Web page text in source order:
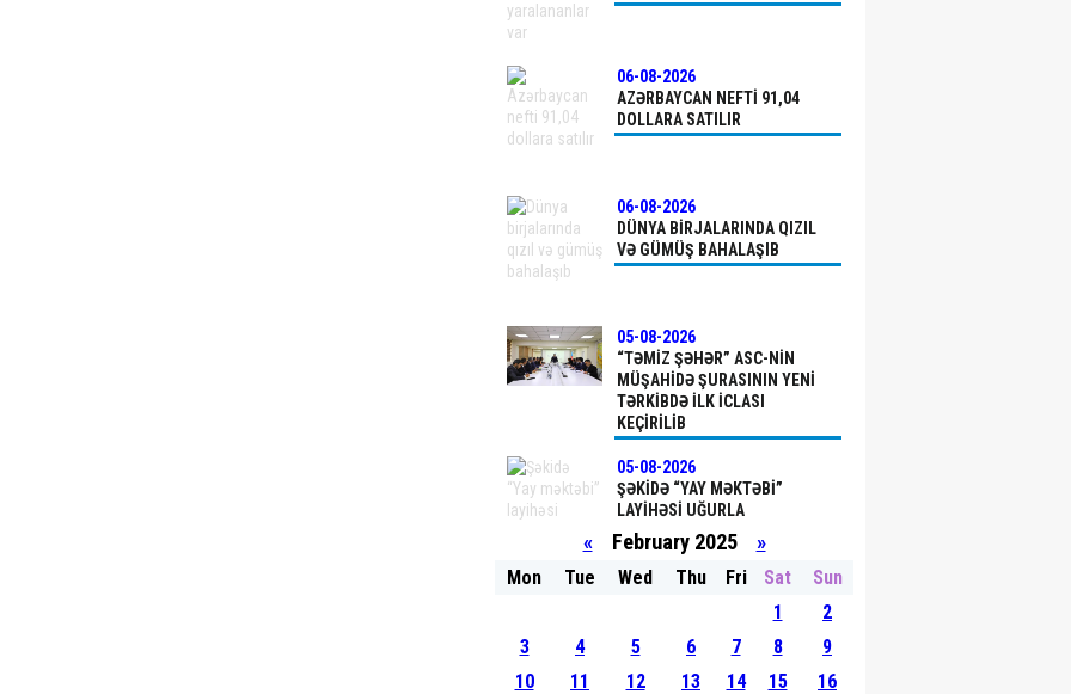
06-08-2026
AZƏRBAYCAN NEFTI 91,04
DOLLARA SATILIR
06-08-2026
DÜNYA BIRJALARINDA QIZIL
VƏ GÜMÜŞ BAHALAŞIB
05-08-2026
“TƏMIZ ŞƏHƏR” ASC-NIN
MÜŞAHIDƏ ŞURASININ YENI
TƏRKIBDƏ ILK ICLASI
KEÇIRILIB
05-08-2026
ŞƏKIDƏ “YAY MƏKTƏBI”
LAYIHƏSI UĞURLA
YEKUNLAŞIB
QARABAĞ SUVARMA
KANALINDA BATAN
YENIYETMƏNIN AXTARIŞLARI
«February 2025 »
Mon Tue Wed Thu Fri Sat
Sun
1
2
3
4 5 6 7 8
9
10
11 12 13 14 15 16